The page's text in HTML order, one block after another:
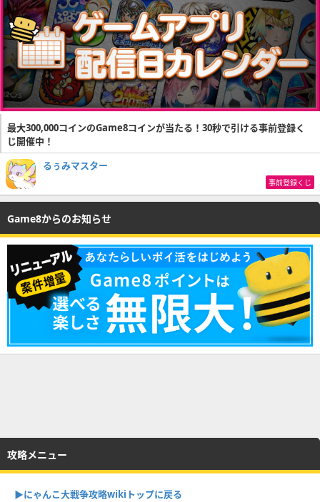
最大300,000コインのGame8コインが当たる！30秒で引ける事前登録く
じ開催中！
るぅみマスター
事前登録くじ
Game8からのお知らせ
攻略メニュー
▶︎にゃんこ大戦争攻略wikiトップに戻る